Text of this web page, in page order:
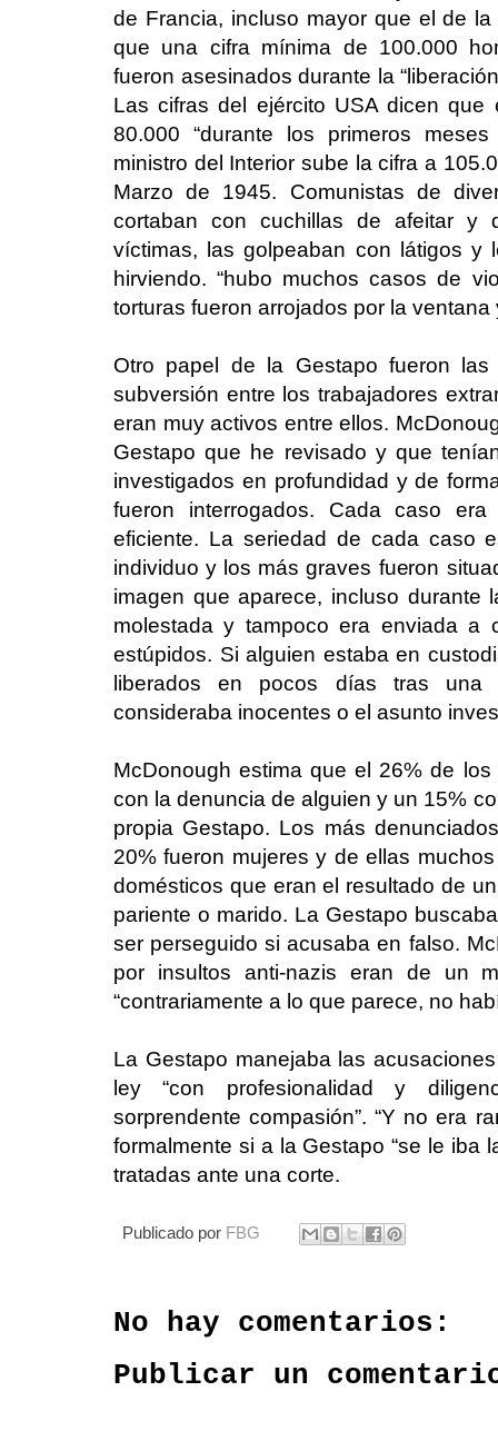
de Francia, incluso mayor que el de
que una cifra mínima de 100.000
fueron asesinados durante la
Las cifras del ejército USA dicen
80.000 “durante los primeros
ministro del Interior sube la cifra a
Marzo de 1945. Comunistas de
cortaban con cuchillas de afeitar y
víctimas, las golpeaban con látigos y
hirviendo. “hubo muchos casos de
torturas fueron arrojados por la
Otro papel de la Gestapo fueron
subversión entre los trabajadores
eran muy activos entre ellos.
Gestapo que he revisado y que
investigados en profundidad y de
fueron interrogados. Cada caso
eficiente. La seriedad de cada caso
individuo y los más graves fueron
imagen que aparece, incluso
molestada y tampoco era enviada a
estúpidos. Si alguien estaba en
liberados en pocos días tras una
consideraba inocentes o el asunto
McDonough estima que el 26% de
con la denuncia de alguien y un 15%
propia Gestapo. Los más
20% fueron mujeres y de ellas
domésticos que eran el resultado de
pariente o marido. La Gestapo
ser perseguido si acusaba en falso.
por insultos anti-nazis eran de un
“contrariamente a lo que parece, no
La Gestapo manejaba las
ley “con profesionalidad y
sorprendente compasión”. “Y no era
formalmente si a la Gestapo “se le iba
tratadas ante una corte.
Publicado por FBG
No hay comentarios:
Publicar un